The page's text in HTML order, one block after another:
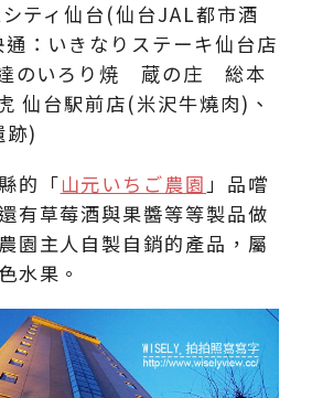
的「山元いちご農園」品嚐
有草莓酒與果醬等等製品做
園主人自製自銷的產品，屬
水果。